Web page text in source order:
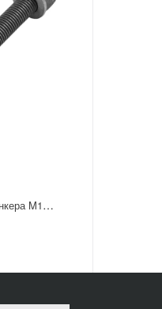
Шпильки для химического анкера M16x190 мм, сталь оцинкованная